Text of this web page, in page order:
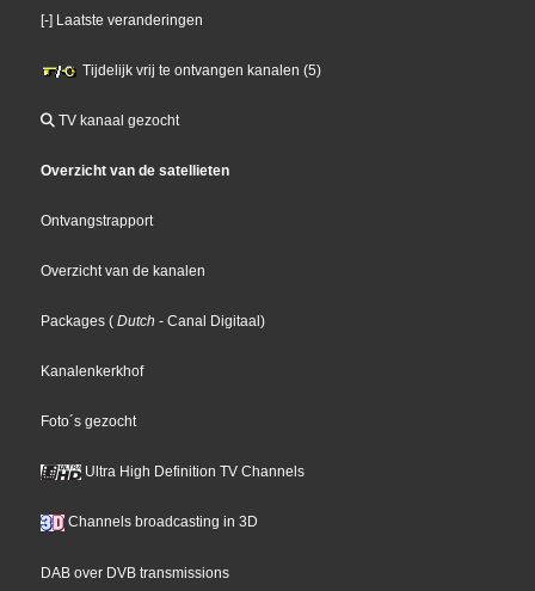
[-] Laatste veranderingen
Tijdelijk vrij te ontvangen kanalen (5)
TV kanaal gezocht
Overzicht van de satellieten
Ontvangstrapport
Overzicht van de kanalen
Packages ( Dutch - Canal Digitaal)
Kanalenkerkhof
Foto´s gezocht
Ultra High Definition TV Channels
Channels broadcasting in 3D
DAB over DVB transmissions